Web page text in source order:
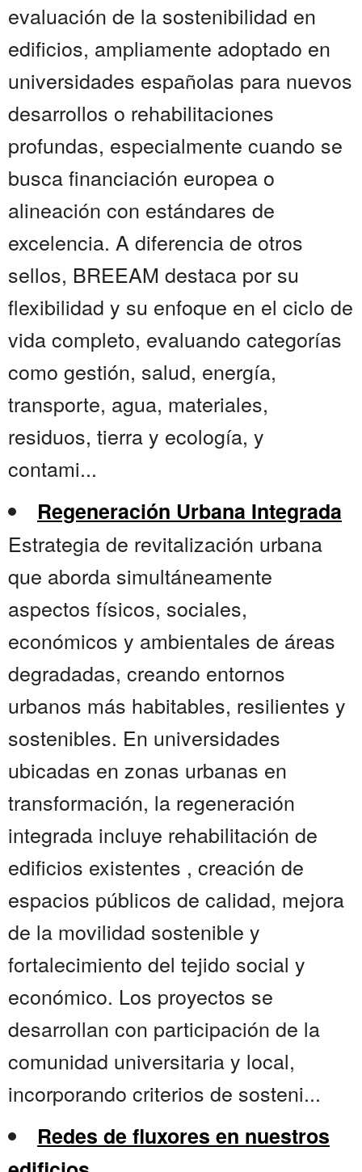
evaluación de la sostenibilidad en
edificios, ampliamente adoptado en
universidades españolas para nuevos
desarrollos o rehabilitaciones
profundas, especialmente cuando se
busca financiación europea o
alineación con estándares de
excelencia. A diferencia de otros
sellos, BREEAM destaca por su
flexibilidad y su enfoque en el ciclo de
vida completo, evaluando categorías
como gestión, salud, energía,
transporte, agua, materiales,
residuos, tierra y ecología, y
contami...
Regeneración Urbana Integrada
Estrategia de revitalización urbana
que aborda simultáneamente
aspectos físicos, sociales,
económicos y ambientales de áreas
degradadas, creando entornos
urbanos más habitables, resilientes y
sostenibles. En universidades
ubicadas en zonas urbanas en
transformación, la regeneración
integrada incluye rehabilitación de
edificios existentes , creación de
espacios públicos de calidad, mejora
de la movilidad sostenible y
fortalecimiento del tejido social y
económico. Los proyectos se
desarrollan con participación de la
comunidad universitaria y local,
incorporando criterios de sosteni...
Redes de fluxores en nuestros